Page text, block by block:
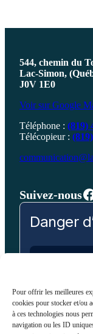
Pour offrir les meilleures
cookies pour stocker et/ou
à ces technologies nous
navigation ou les ID
544, chemin du
Lac-Simon,
J0V 1E0
Voir sur Google
Téléphone : (819)
Télécopieur :
Suivez-nous
Danger
Bas